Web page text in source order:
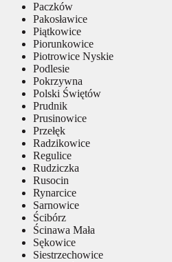
Paczków
Pakosławice
Piątkowice
Piorunkowice
Piotrowice Nyskie
Podlesie
Pokrzywna
Polski Świętów
Prudnik
Prusinowice
Przełęk
Radzikowice
Regulice
Rudziczka
Rusocin
Rynarcice
Sarnowice
Ścibórz
Ścinawa Mała
Sękowice
Siestrzechowice